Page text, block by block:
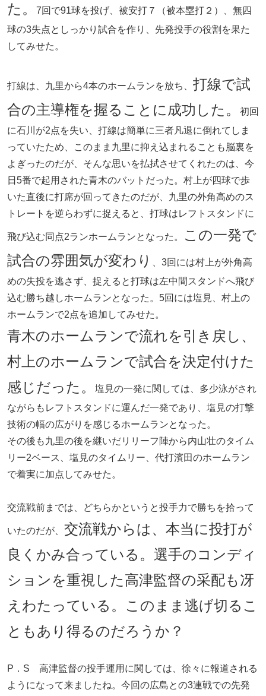
た。
7回で91球を投げ、被安打７（被本塁打２）、無四
球の3失点としっかり試合を作り、先発投手の役割を果た
してみせた。
打線は、九里から4本のホームランを放ち、 打線で試
合の主導権を握ることに成功した。
初回
に石川が2点を失い、打線は簡単に三者凡退に倒れてしま
っていたため、このまま九里に抑え込まれることも脳裏を
よぎったのだが、そんな思いを払拭させてくれたのは、今
日5番で起用された青木のバットだった。村上が四球で歩
いた直後に打席が回ってきたのだが、九里の外角高めのス
トレートを逆らわずに捉えると、打球はレフトスタンドに
飛び込む同点2ランホームランとなった。
この一発で
試合の雰囲気が変わり
、3回には村上が外角高
めの失投を逃さず、捉えると打球は左中間スタンドへ飛び
込む勝ち越しホームランとなった。5回には塩見、村上の
ホームランで2点を追加してみせた。
青木のホームランで流れを引き戻し、
村上のホームランで試合を決定付けた
感じだった。
塩見の一発に関しては、多少泳がされ
ながらもレフトスタンドに運んだ一発であり、塩見の打撃
技術の幅の広がりを感じるホームランとなった。
その後も九里の後を継いだリリーフ陣から内山壮のタイム
リー2ベース、塩見のタイムリー、代打濱田のホームラン
で着実に加点してみせた。
交流戦前までは、どちらかというと投手力で勝ちを拾って
いたのだが、 交流戦からは、本当に投打が
良くかみ合っている。選手のコンディ
ションを重視した高津監督の采配も冴
えわたっている。このまま逃げ切るこ
ともあり得るのだろうか？
P．S 高津監督の投手運用に関しては、徐々に報道される
ようになって来ましたね。今回の広島との3連戦での先発